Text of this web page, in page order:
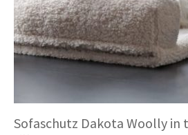
gewählt
werden
Sofaschutz Dakota Woolly in